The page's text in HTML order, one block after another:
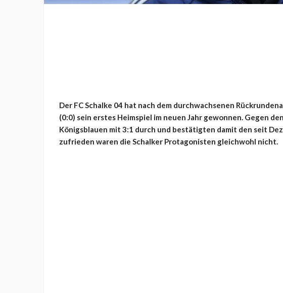
Der FC Schalke 04 hat nach dem durchwachsenen
(0:0) sein erstes Heimspiel im neuen Jahr gewonnen. Gegen
Königsblauen mit 3:1 durch und bestätigten damit den seit
zufrieden waren die Schalker Protagonisten gleichwohl nicht.